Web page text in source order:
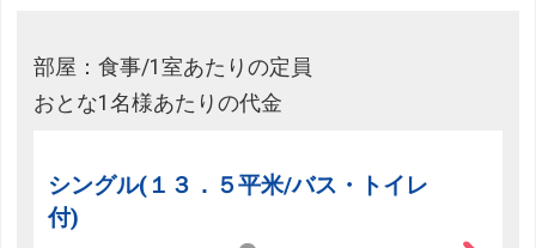
部屋：食事/1室あたりの定員
おとな1名様あたりの代金
シングル(１３．５平米/バス・トイレ
付)